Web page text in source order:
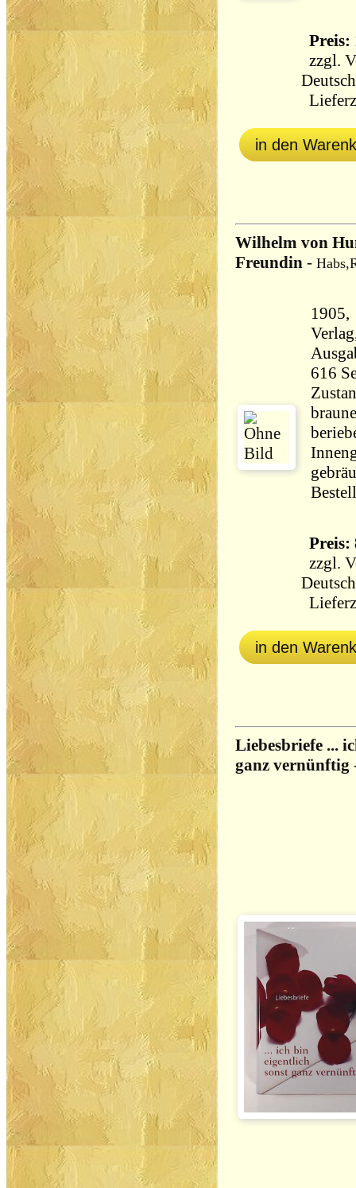
Preis:
zzgl.
in den
Wilhelm von
Freundin -
1905,
Verlag,ca.
Preis:
zzgl.
in den
Liebesbriefe ...
ganz vernünftig